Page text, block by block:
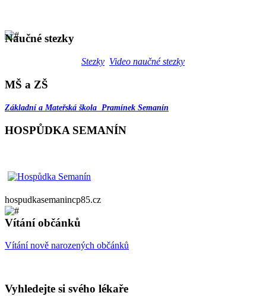
Naučné stezky
Stezky Video naučné stezky
MŠ a ZŠ
Základní a Mateřská škola Pramínek Semanín
HOSPŮDKA SEMANÍN
hospudkasemanincp85.cz
Vítání občánků
Vítání nově narozených občánků
Vyhledejte si svého lékaře